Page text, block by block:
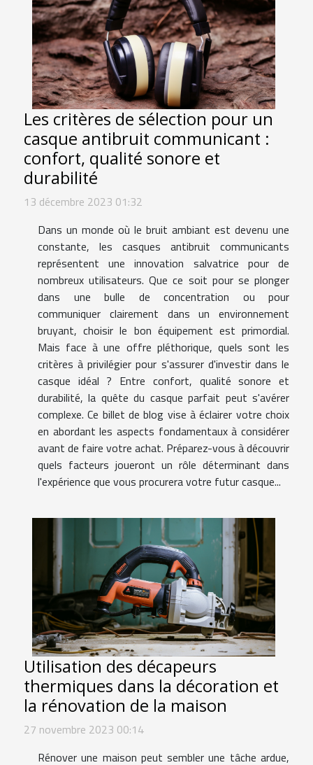
Les critères de sélection pour un
casque antibruit communicant :
confort, qualité sonore et
durabilité
13 décembre 2023 01:32
Dans un monde où le bruit ambiant est devenu une
constante, les casques antibruit communicants
représentent une innovation salvatrice pour de
nombreux utilisateurs. Que ce soit pour se plonger
dans une bulle de concentration ou pour
communiquer clairement dans un environnement
bruyant, choisir le bon équipement est primordial.
Mais face à une offre pléthorique, quels sont les
critères à privilégier pour s'assurer d'investir dans le
casque idéal ? Entre confort, qualité sonore et
durabilité, la quête du casque parfait peut s'avérer
complexe. Ce billet de blog vise à éclairer votre choix
en abordant les aspects fondamentaux à considérer
avant de faire votre achat. Préparez-vous à découvrir
quels facteurs joueront un rôle déterminant dans
l'expérience que vous procurera votre futur casque...
Utilisation des décapeurs
thermiques dans la décoration et
la rénovation de la maison
27 novembre 2023 00:14
Rénover une maison peut sembler une tâche ardue,